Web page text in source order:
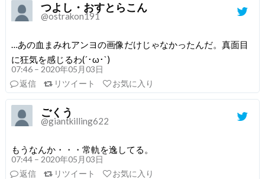
つよし・おすとらこん
@ostrakon191
…あの血まみれアンヨの画像だけじゃなかったんだ。真面目
に狂気を感じるわ(´･ω･`)
07:46 – 2020年05月03日
返信
リツイート お気に入り
ごくう
@giantkilling622
もうなんか・・・常軌を逸してる。
07:44 – 2020年05月03日
返信
リツイート お気に入り